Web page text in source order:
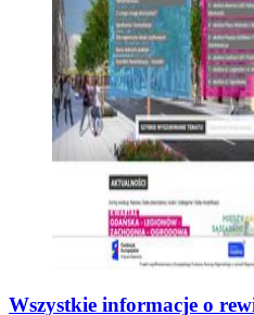
Wszystkie informacje o